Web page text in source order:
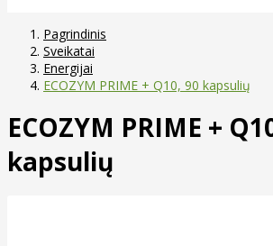
Pagrindinis
Sveikatai
Energijai
ECOZYM PRIME + Q10, 90 kapsulių
ECOZYM PRIME +
kapsulių